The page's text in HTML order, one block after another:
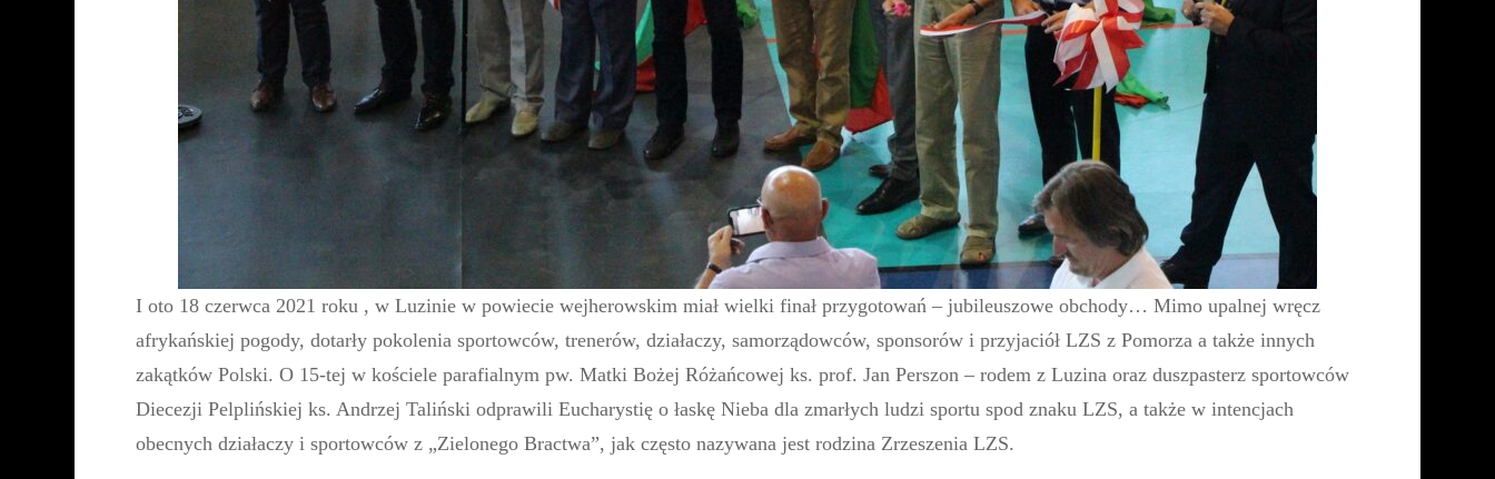
I oto 18 czerwca 2021 roku , w Luzinie w powiecie wejherowskim miał wielki finał przygotowań – jubileuszowe obchody… Mimo upalnej wręcz
afrykańskiej pogody, dotarły pokolenia sportowców, trenerów, działaczy, samorządowców, sponsorów i przyjaciół LZS z Pomorza a także innych
zakątków Polski. O 15-tej w kościele parafialnym pw. Matki Bożej Różańcowej ks. prof. Jan Perszon – rodem z Luzina oraz duszpasterz sportowców
Diecezji Pelplińskiej ks. Andrzej Taliński odprawili Eucharystię o łaskę Nieba dla zmarłych ludzi sportu spod znaku LZS, a także w intencjach
obecnych działaczy i sportowców z „Zielonego Bractwa”, jak często nazywana jest rodzina Zrzeszenia LZS.